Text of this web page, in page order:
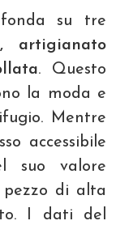
su tre
artigianato
. Questo
la moda e
Mentre
accessibile
suo valore
di alta
I dati del